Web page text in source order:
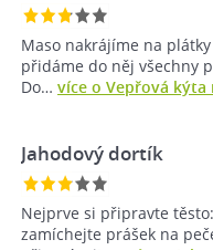
Maso nakrájíme na
přidáme do něj všechny
Do… více o Vepřová kýta
Jahodový dortík
Nejprve si připravte
zamíchejte prášek na